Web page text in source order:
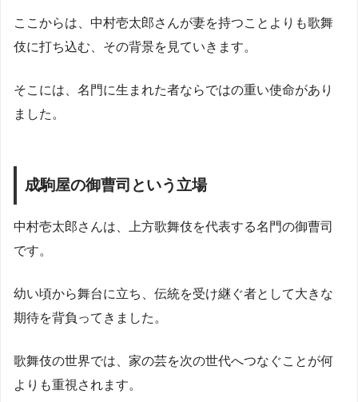
ここからは、中村壱太郎さんが妻を持つことよりも歌舞
伎に打ち込む、その背景を見ていきます。
そこには、名門に生まれた者ならではの重い使命があり
ました。
成駒屋の御曹司という立場
中村壱太郎さんは、上方歌舞伎を代表する名門の御曹司
です。
幼い頃から舞台に立ち、伝統を受け継ぐ者として大きな
期待を背負ってきました。
歌舞伎の世界では、家の芸を次の世代へつなぐことが何
よりも重視されます。